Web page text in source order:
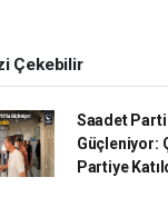
Çekebilir
Saadet
Güçleniyor:
Partiye